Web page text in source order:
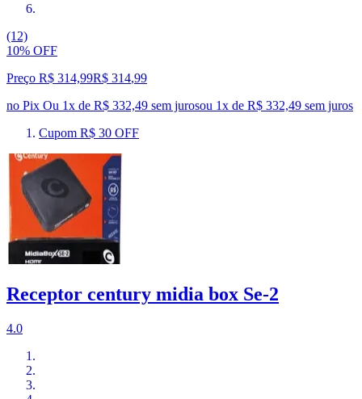
(12)
10% OFF
Preço R$ 314,99R$ 314,99
no Pix Ou 1x de R$ 332,49 sem jurosou 1x de R$ 332,49 sem juros
Cupom R$ 30 OFF
Receptor century midia box Se-2
4.0